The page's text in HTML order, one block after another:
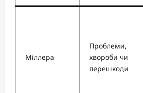
Міллера
Проблеми,
хвороби чи
перешкоди